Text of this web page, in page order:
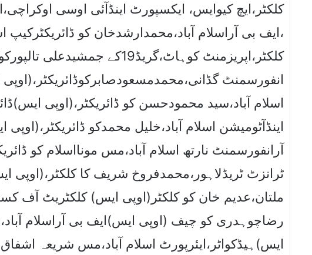
کلکٹر،ایچ کیوایس، ایکسپورٹ اینڈآئی اوسی
،ایف بی آراسلام آباد،محمدارشدخان کو ڈائریکٹرکیپ
کلکٹر،اپریزمنٹ کوہاٹ،گریڈ19کے
انفورسمنٹ گڈانی،محمدمسعودصابرکوڈائریکٹر،(اوپی
اسلام آباد،سید محمودحسن کو ڈائریکٹر،(اوپی
اینڈآٹومیشن اسلام آباد،خلیل محمدکو
آرانفورسمنٹ نارتھ اسلام آباد،مس مونااسلام کو
ٹرانزٹ ٹریڈلاہور،محمدفروخ شریف کا
ملتان،عدیم خان کو کلکٹر(اوپی ایس) کلکٹریٹ آف
رضاچوہدری کو چیف (اوپی ایس)ایف بی آراسلام
ایس)ہیڈکواٹر،ایئرپورٹ اسلام آباد،مس شریعہ اشفاق